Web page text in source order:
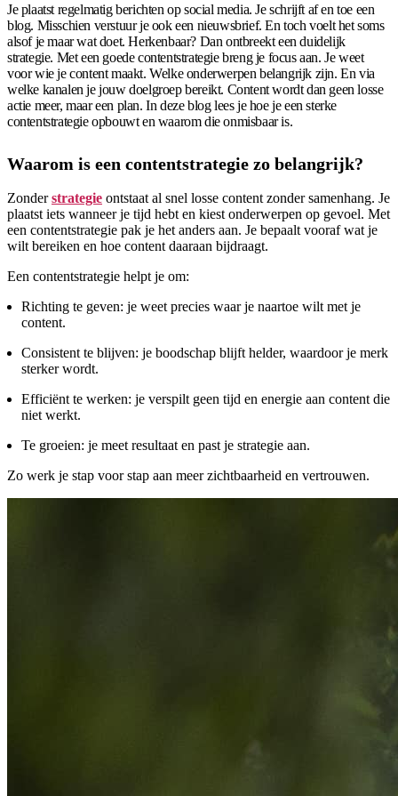
Je plaatst regelmatig berichten op social media. Je schrijft af en toe een
blog. Misschien verstuur je ook een nieuwsbrief. En toch voelt het soms
alsof je maar wat doet. Herkenbaar? Dan ontbreekt een duidelijk
strategie. Met een goede contentstrategie breng je focus aan. Je weet
voor wie je content maakt. Welke onderwerpen belangrijk zijn. En via
welke kanalen je jouw doelgroep bereikt. Content wordt dan geen losse
actie meer, maar een plan. In deze blog lees je hoe je een sterke
contentstrategie opbouwt en waarom die onmisbaar is.
Waarom is een contentstrategie zo belangrijk?
Zonderstrategie ontstaat al snel losse content zonder samenhang. Je
plaatst iets wanneer je tijd hebt en kiest onderwerpen op gevoel. Met
een contentstrategie pak je het anders aan. Je bepaalt vooraf wat je
wilt bereiken en hoe content daaraan bijdraagt.
Een contentstrategie helpt je om:
Richting te geven: je weet precies waar je naartoe wilt met je
content.
Consistent te blijven: je boodschap blijft helder, waardoor je merk
sterker wordt.
Efficiënt te werken: je verspilt geen tijd en energie aan content die
niet werkt.
Te groeien: je meet resultaat en past je strategie aan.
Zo werk je stap voor stap aan meer zichtbaarheid en vertrouwen.